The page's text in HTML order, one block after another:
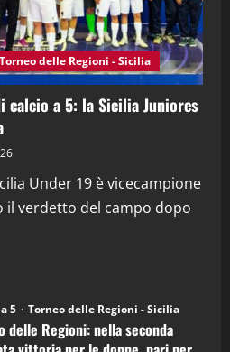
in Podcast Sport News
in Podcast: 27^ Puntata
14 Aprile 2026)
2026
in Podcast
in Podcast: 26^ Puntata
2026
Torneo delle Regioni - Sicilia
calcio a 5: la Sicilia Juniores
Under 19 è vicecampione
il verdetto del campo dopo
5 Torneo delle Regioni - Sicilia
delle Regioni: nella seconda